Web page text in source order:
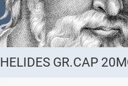
HELIDES GR.CAP